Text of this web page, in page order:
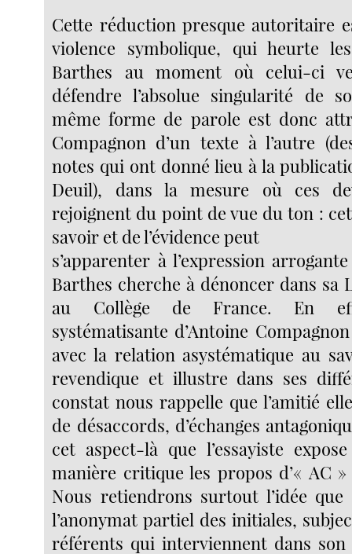
Cette réduction presque autoritaire
violence symbolique, qui heurte
Barthes au moment où celui-ci
défendre l’absolue singularité de
même forme de parole est donc
Compagnon d’un texte à l’autre
notes qui ont donné lieu à la
Deuil), dans la mesure où ces
rejoignent du point de vue du ton :
savoir et de l’évidence peut
s’apparenter à l’expression
Barthes cherche à dénoncer dans sa
au Collège de France. En
systématisante d’Antoine
avec la relation asystématique au
revendique et illustre dans ses
constat nous rappelle que l’amitié
de désaccords, d’échanges
cet aspect-là que l’essayiste
manière critique les propos d’« AC
Nous retiendrons surtout l’idée que
l’anonymat partiel des initiales,
référents qui interviennent dans